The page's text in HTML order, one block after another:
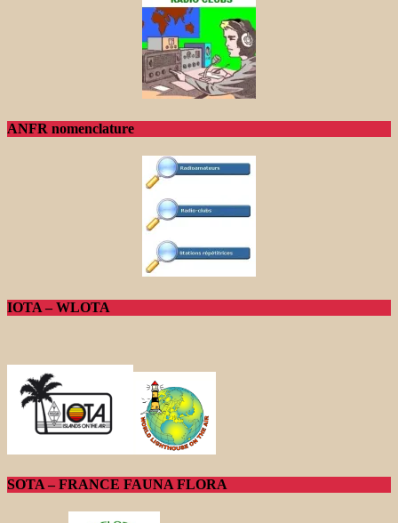
ANFR nomenclature
IOTA – WLOTA
SOTA – FRANCE FAUNA FLORA